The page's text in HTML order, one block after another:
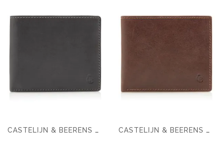
CASTELIJN & BEERENS CANYON BILLFOLD 8 CREDITCARDS CASTELIJN & BEERENS CANYON BILLFOLD 8 PASJES RFID